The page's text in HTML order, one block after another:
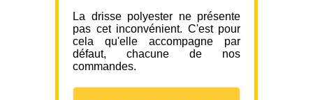
La drisse polyester ne présente
pas cet inconvénient. C'est pour
cela qu'elle accompagne par
défaut, chacune de nos
commandes.